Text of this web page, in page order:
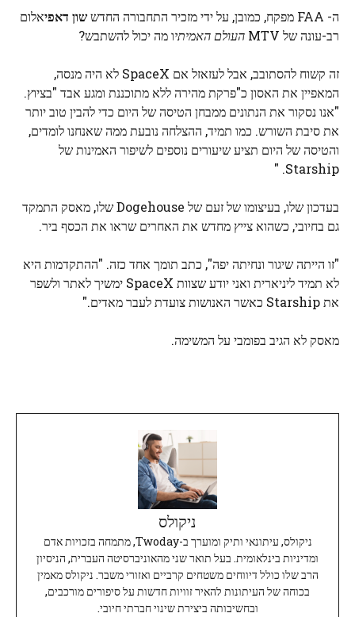
ה- FAA מפקח, כמובן, על ידי מזכיר התחבורה החדש שון דאפיאלום
רב-עונה של MTV
העולם האמיתיו מה יכול להשתבש?
זה קשוח להסתובב, אבל לעזאזל אם SpaceX לא היה מנסה,
המאפיין את האסון כ"פרקת מהירה ללא מתוכננת ומגע אבד "בציוץ.
"אנו נסקור את הנתונים ממבחן הטיסה של היום כדי להבין טוב יותר
את סיבת השורש. כמו תמיד, ההצלחה נובעת ממה שאנחנו לומדים,
והטיסה של היום תציע שיעורים נוספים לשיפור האמינות של
Starship. "
בעדכון שלו, בעיצומו של זעם של Dogehouse שלו, מאסק התמקד
גם בחיובי, כשהוא צייץ מחדש את האחרים שראו את הכסף ביר.
"זו הייתה שיגור ונחיתה יפה", כתב תומך אחד כזה. "ההתקדמות היא
לא תמיד ליניארית ואני יודע שצוות SpaceX ימשיך לאתר ולשפר
את Starship כאשר האנושות צועדת לעבר מאדים."
מאסק לא הגיב בפומבי על המשימה.
ניקולס
ניקולס, עיתונאי ותיק ומוערך ב-Twoday, מתמחה בזכויות אדם
ומדיניות בינלאומית. בעל תואר שני מהאוניברסיטה העברית, הניסיון
הרב שלו כולל דיווחים משטחים קרביים ואזורי משבר. ניקולס מאמין
בכוחה של העיתונות להאיר זוויות חדשות על סיפורים מורכבים,
ובחשיבותה ביצירת שינוי חברתי חיובי.